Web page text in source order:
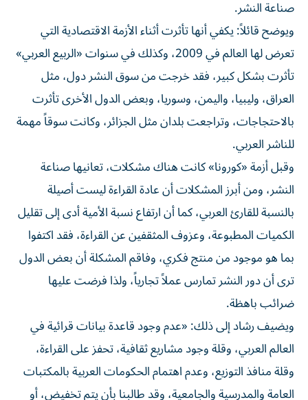
صناعة النشر.
ويوضح قائلاً: يكفي أنها تأثرت أثناء الأزمة الاقتصادية التي
تعرض لها العالم في 2009، وكذلك في سنوات «الربيع العربي»
تأثرت بشكل كبير، فقد خرجت من سوق النشر دول، مثل
العراق، وليبيا، واليمن، وسوريا، وبعض الدول الأخرى تأثرت
بالاحتجاجات، وتراجعت بلدان مثل الجزائر، وكانت سوقاً مهمة
للناشر العربي.
وقبل أزمة «كورونا» كانت هناك مشكلات، تعانيها صناعة
النشر، ومن أبرز المشكلات أن عادة القراءة ليست أصيلة
بالنسبة للقارئ العربي، كما أن ارتفاع نسبة الأمية أدى إلى تقليل
الكميات المطبوعة، وعزوف المثقفين عن القراءة، فقد اكتفوا
بما هو موجود من منتج فكري، وفاقم المشكلة أن بعض الدول
ترى أن دور النشر تمارس عملاً تجارياً، ولذا فرضت عليها
ضرائب باهظة.
ويضيف رشاد إلى ذلك: «عدم وجود قاعدة بيانات قرائية في
العالم العربي، وقلة وجود مشاريع ثقافية، تحفز على القراءة،
وقلة منافذ التوزيع، وعدم اهتمام الحكومات العربية بالمكتبات
العامة والمدرسية والجامعية، وقد طالبنا بأن يتم تخفيض، أو